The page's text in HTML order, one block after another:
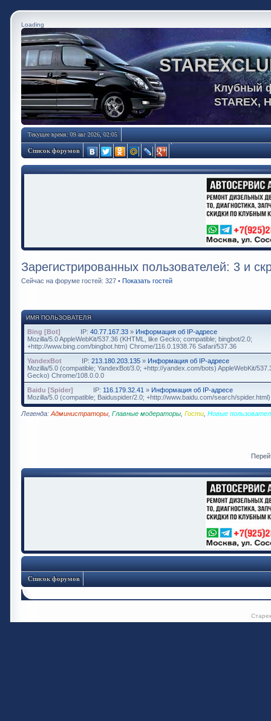
Loading
Клубный
STAREX,
Текущее время: 09 авг 2026, 02:05
Список форумов
Зарегистрированных пользователей: 3 и
Сейчас на форуме гостей: 327 • Показать гостей
ИМЯ ПОЛЬЗОВАТЕЛЯ
Bing [Bot] IP: 40.77.167.33 » Информация об IP-адресе
Mozilla/5.0 AppleWebKit/537.36 (KHTML, like Gecko; compatible; bingbot/2.0;
+http://www.bing.com/bingbot.htm) Chrome/116.0.1938.76 Safari/537.36
YandexBot
IP: 213.180.203.135 » Информация об IP-адресе
Mozilla/5.0 (compatible; YandexBot/3.0; +http://yandex.com/bots) AppleWebKit/
Gecko) Chrome/108.0.0.0
Baidu [Spider]
IP: 116.179.32.41 » Информация об IP-адресе
Mozilla/5.0 (compatible; Baiduspider/2.0; +http://www.baidu.com/search/spider.html)
Легенда: Администраторы Главные модераторы Гости Новые
Список форумов